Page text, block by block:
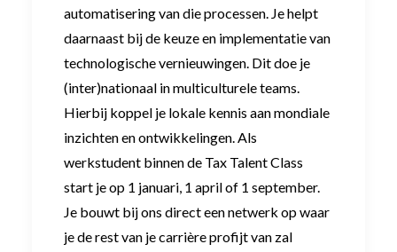
automatisering van die processen. Je helpt
daarnaast bij de keuze en implementatie van
technologische vernieuwingen. Dit doe je
(inter)nationaal in multiculturele teams.
Hierbij koppel je lokale kennis aan mondiale
inzichten en ontwikkelingen. Als
werkstudent binnen de Tax Talent Class
start je op 1 januari, 1 april of 1 september.
Je bouwt bij ons direct een netwerk op waar
je de rest van je carrière profijt van zal